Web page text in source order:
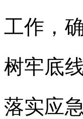
工作，
树牢底
落实应